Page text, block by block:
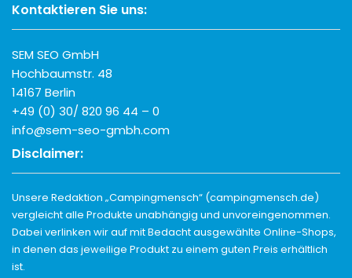
Kontaktieren Sie uns:
SEM SEO GmbH
Hochbaumstr. 48
14167 Berlin
+49 (0) 30/ 820 96 44 – 0
info@sem-seo-gmbh.com
Disclaimer:
Unsere Redaktion „Campingmensch“ (campingmensch.de)
vergleicht alle Produkte unabhängig und unvoreingenommen.
Dabei verlinken wir auf mit Bedacht ausgewählte Online-Shops,
in denen das jeweilige Produkt zu einem guten Preis erhältlich
ist.